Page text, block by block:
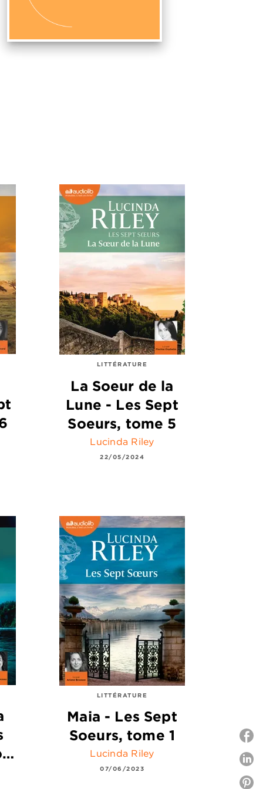
LITTÉRATURE
La Soeur de la
Lune - Les Sept
Soeurs, tome 5
Lucinda Riley
22/05/2024
LITTÉRATURE
Maia - Les Sept
Soeurs, tome 1
Lucinda Riley
07/06/2023